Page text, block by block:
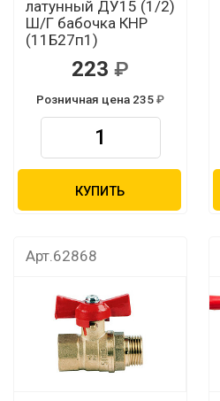
латунный ДУ15 (1/2)
Ш/Г бабочка КНР
(11Б27п1)
223
Розничная цена 235
КУПИТЬ
Арт.62868